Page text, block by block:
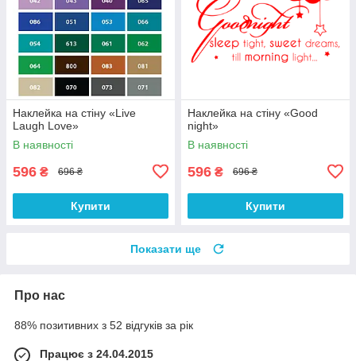
Наклейка на стіну «Live
Laugh Love»
В наявності
596 ₴ 696 ₴
Купити
Наклейка на стіну «Good
night»
В наявності
596 ₴ 696 ₴
Купити
Показати ще
Про нас
88% позитивних з 52 відгуків за рік
Працює з 24.04.2015